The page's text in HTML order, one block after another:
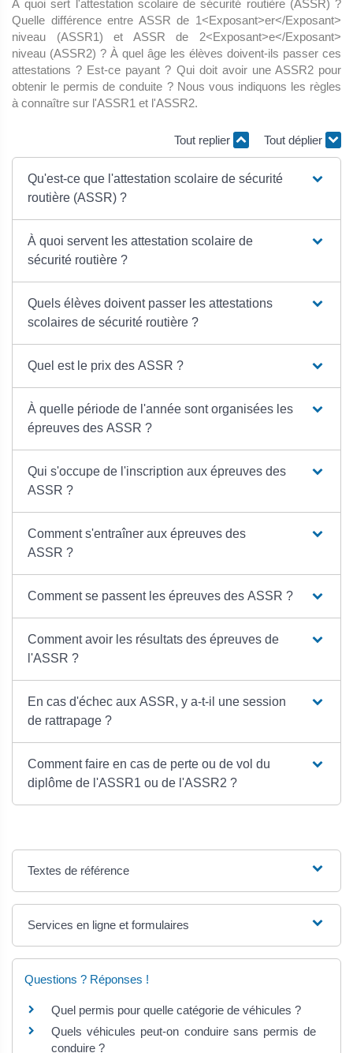
À quoi sert l'attestation scolaire de sécurité routière (ASSR) ?
Quelle différence entre ASSR de 1<Exposant>er</Exposant>
niveau (ASSR1) et ASSR de 2<Exposant>e</Exposant>
niveau (ASSR2) ? À quel âge les élèves doivent-ils passer ces
attestations ? Est-ce payant ? Qui doit avoir une ASSR2 pour
obtenir le permis de conduite ? Nous vous indiquons les règles
à connaître sur l'ASSR1 et l'ASSR2.
Tout replier Tout déplier
Qu'est-ce que l'attestation scolaire de sécurité
routière (ASSR) ?
À quoi servent les attestation scolaire de
sécurité routière ?
Quels élèves doivent passer les attestations
scolaires de sécurité routière ?
Quel est le prix des ASSR ?
À quelle période de l'année sont organisées les
épreuves des ASSR ?
Qui s'occupe de l'inscription aux épreuves des
ASSR ?
Comment s'entraîner aux épreuves des
ASSR ?
Comment se passent les épreuves des ASSR ?
Comment avoir les résultats des épreuves de
l'ASSR ?
En cas d'échec aux ASSR, y a-t-il une session
de rattrapage ?
Comment faire en cas de perte ou de vol du
diplôme de l'ASSR1 ou de l'ASSR2 ?
Textes de référence
Services en ligne et formulaires
Questions ? Réponses !
Quel permis pour quelle catégorie de véhicules ?
Quels véhicules peut-on conduire sans permis de
conduire ?